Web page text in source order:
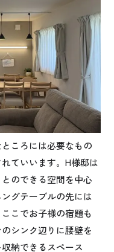
ころには必要なもの
ていいます。H様邸は
のできる空間を中心
グテーブルの先には
こでお子様の宿題も
シンク辺りに腰壁を
納できるスペース